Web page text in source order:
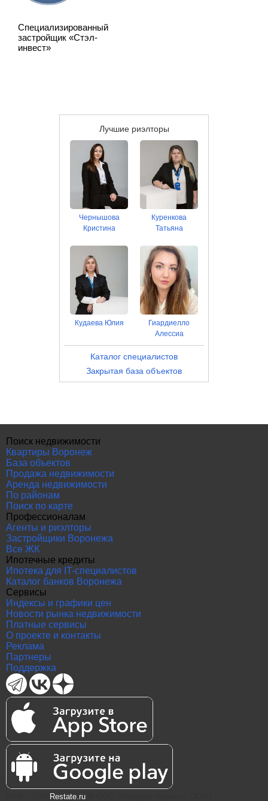
Специализированный
застройщик «Стэл-
инвест»
Лучшие риэлторы
Чернышова
Кристина
Куренкова
Татьяна
Кудаева Юлия
Гиардиелло
Алессиа
Каталог специалистов
Закрытая база объектов
Поиск недвижимости
Квартиры Воронеж
База объектов
Продажа недвижимости
Аренда недвижимости
По районам
Поиск по карте
Профессионалам
Агенты и риэлторы
Застройщики Воронежа
Все ЖК
Ипотечные кредиты
Ипотека для IT-специалистов
Каталог банков Воронежа
Сервисы
Индексы и графики цен
Новости рынка недвижимости
Платные сервисы
О проекте и контакты
Реклама
Партнеры
Поддержка
Restate.ru